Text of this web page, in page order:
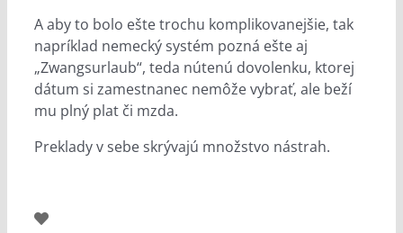
A aby to bolo ešte trochu komplikovanejšie, tak
napríklad nemecký systém pozná ešte aj
„Zwangsurlaub“, teda nútenú dovolenku, ktorej
dátum si zamestnanec nemôže vybrať, ale beží
mu plný plat či mzda.
Preklady v sebe skrývajú množstvo nástrah.